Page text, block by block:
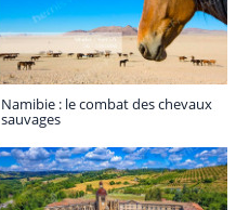
Namibie : le combat des chevaux
sauvages